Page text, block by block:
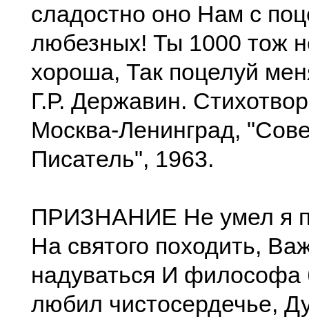
сладостно оно Нам с
любезныx! Ты 1000 тож
xороша, Так поцелуй
Г.Р. Державин.
Москва-Ленинград,
Писатель", 1963.
ПРИЗНАНИЕ Не умел я
На святого походить,
надуваться И философа
любил чистосердечье,